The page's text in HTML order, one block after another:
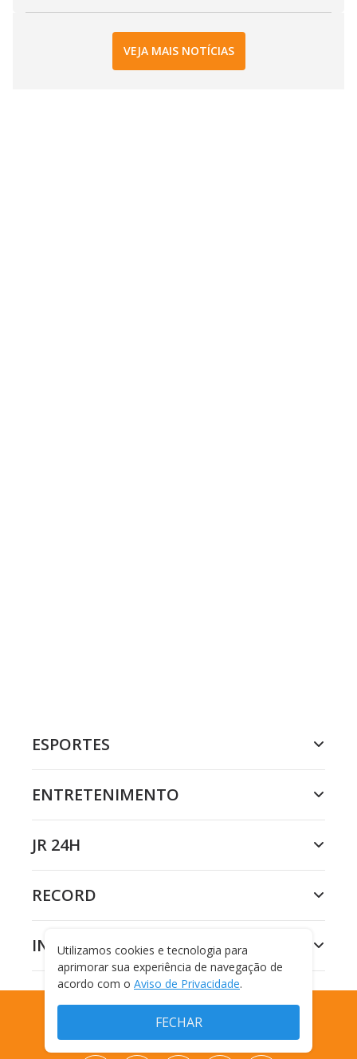
VEJA MAIS NOTÍCIAS
ESPORTES
ENTRETENIMENTO
JR 24H
RECORD
INSTITUCIONAL
COMO SER SAUDÁVEL
Utilizamos cookies e tecnologia para
aprimorar sua experiência de navegação de
acordo com o Aviso de Privacidade.
FECHAR